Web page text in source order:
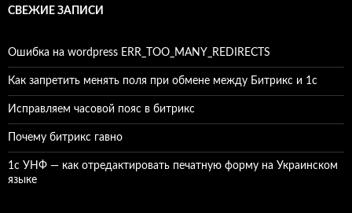
СВЕЖИЕ ЗАПИСИ
Ошибка на wordpress ERR_TOO_MANY_REDIRECTS
Как запретить менять поля при обмене между Битрикс и 1с
Исправляем часовой пояс в битрикс
Почему битрикс гавно
1c УНФ — как отредактировать печатную форму на Украинском
языке